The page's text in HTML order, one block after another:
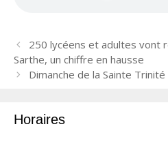
N
a
v
a
250 lycéens et adultes vont
Sarthe, un chiffre en hausse
Dimanche de la Sainte Trinité
Horaires